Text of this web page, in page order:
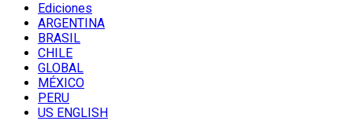
Ediciones
ARGENTINA
BRASIL
CHILE
GLOBAL
MÉXICO
PERU
US ENGLISH